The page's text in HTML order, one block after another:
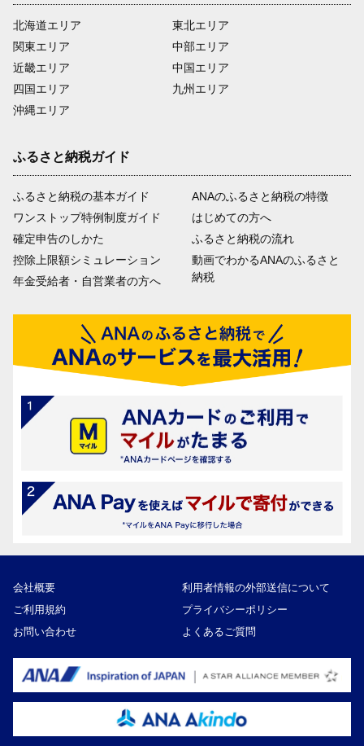
北海道エリア
関東エリア
近畿エリア
四国エリア
沖縄エリア
東北エリア
中部エリア
中国エリア
九州エリア
ふるさと納税ガイド
ふるさと納税の基本ガイド
ワンストップ特例制度ガイド
確定申告のしかた
控除上限額シミュレーション
年金受給者・自営業者の方へ
ANAのふるさと納税の特徴
はじめての方へ
ふるさと納税の流れ
動画でわかるANAのふるさと
納税
会社概要
利用者情報の外部送信について
ご利用規約
プライバシーポリシー
お問い合わせ
よくあるご質問